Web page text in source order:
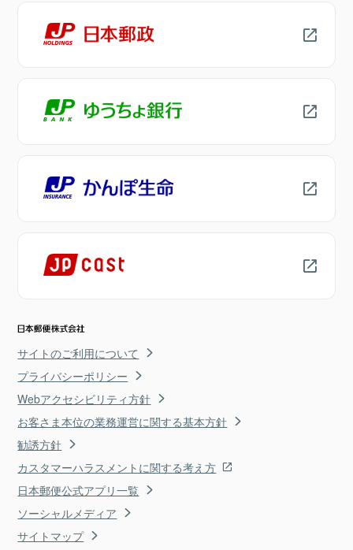
サイトのご利用について
プライバシーポリシー
Webアクセシビリティ方針
お客さま本位の業務運営に関する基本方針
勧誘方針
カスタマーハラスメントに関する考え方
日本郵便公式アプリ一覧
ソーシャルメディア
サイトマップ